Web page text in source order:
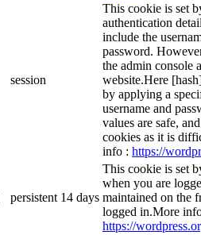
session
This cookie is set
authentication
include the
password.
the admin console
website.Here
by applying a
username and
values are safe,
cookies as it is
info : https://
persistent 14 days
This cookie is set
when you are
maintained on the
logged in.More
https://